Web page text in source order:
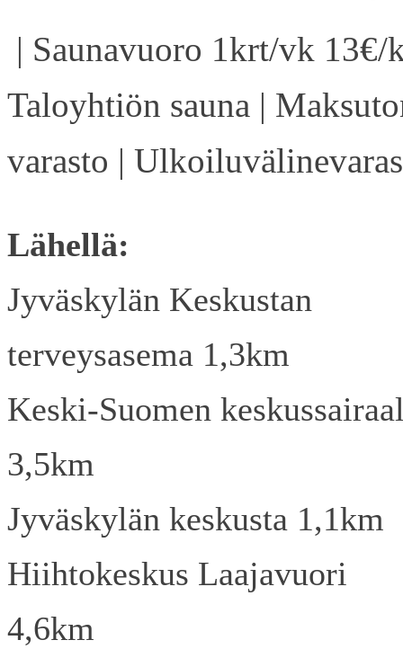
| Saunavuoro 1krt/vk
Taloyhtiön sauna |
varasto |
Lähellä:
Jyväskylän Keskustan
terveysasema 1,3km
Keski-Suomen
3,5km
Jyväskylän keskusta 1,1km
Hiihtokeskus Laajavuori
4,6km